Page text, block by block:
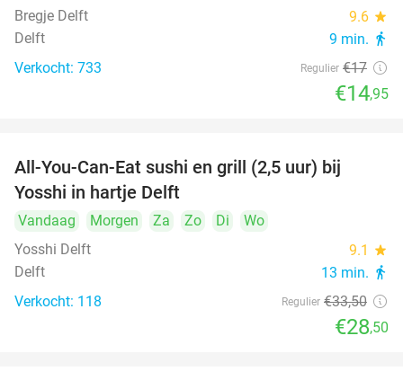
Bregje Delft
9.6 star
Delft 9 min. directions_walk
Verkocht: 733 Regulier €17
€14,95
All-You-Can-Eat sushi en grill (2,5 uur) bij
Yosshi in hartje Delft
Vandaag Morgen Za Zo Di
Wo
Yosshi Delft
9.1 star
Delft 13 min. directions_walk
Verkocht: 118 Regulier €33,50
€28,50